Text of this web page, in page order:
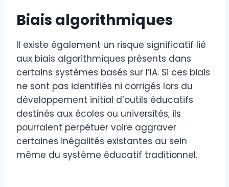
Biais algorithmiques
Il existe également un risque significatif lié
aux biais algorithmiques présents dans
certains systèmes basés sur l’IA. Si ces biais
ne sont pas identifiés ni corrigés lors du
développement initial d’outils éducatifs
destinés aux écoles ou universités, ils
pourraient perpétuer voire aggraver
certaines inégalités existantes au sein
même du système éducatif traditionnel.